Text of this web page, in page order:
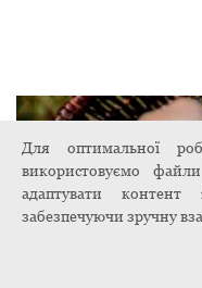
Для оптимальної
використовуємо
адаптувати
забезпечуючи зручну